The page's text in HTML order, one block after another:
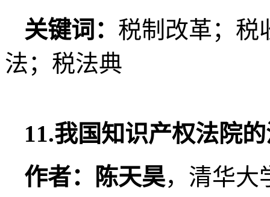
关键词： 税制改革；税
法；税法典
11.我国知识产权法院
作者：陈天昊，清华大